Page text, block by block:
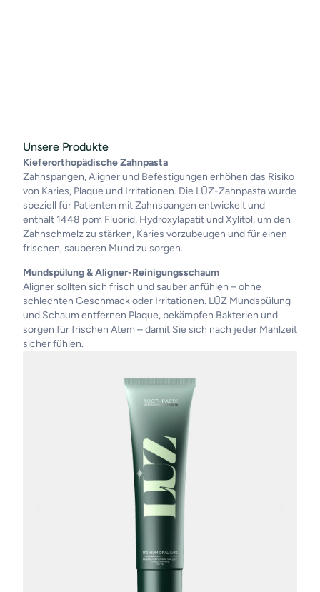
Unsere Produkte
Kieferorthopädische Zahnpasta
Zahnspangen, Aligner und Befestigungen erhöhen das Risiko
von Karies, Plaque und Irritationen. Die LŪZ-Zahnpasta wurde
speziell für Patienten mit Zahnspangen entwickelt und
enthält 1448 ppm Fluorid, Hydroxylapatit und Xylitol, um den
Zahnschmelz zu stärken, Karies vorzubeugen und für einen
frischen, sauberen Mund zu sorgen.
Mundspülung & Aligner-Reinigungsschaum
Aligner sollten sich frisch und sauber anfühlen – ohne
schlechten Geschmack oder Irritationen. LŪZ Mundspülung
und Schaum entfernen Plaque, bekämpfen Bakterien und
sorgen für frischen Atem – damit Sie sich nach jeder Mahlzeit
sicher fühlen.